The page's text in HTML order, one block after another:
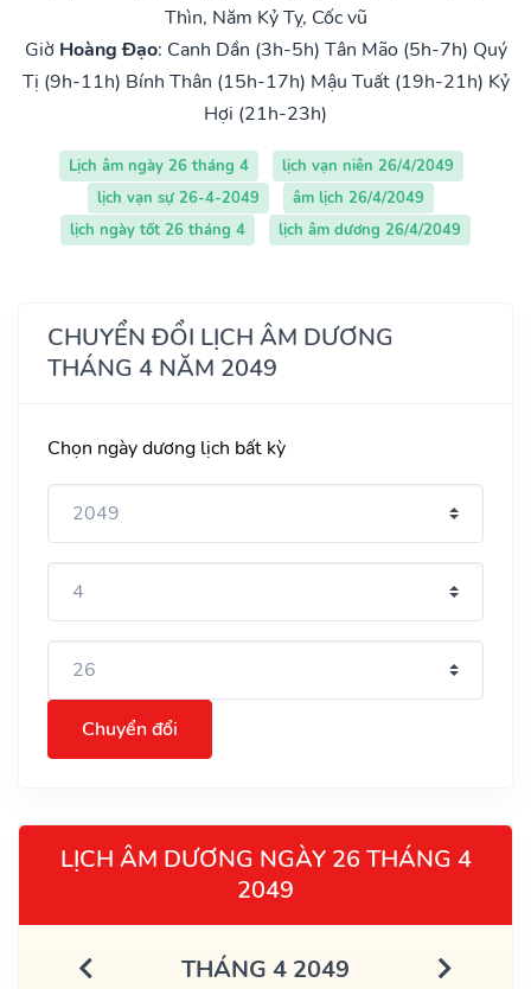
Thìn, Năm Kỷ Tỵ, Cốc vũ
Giờ Hoàng Đạo: Canh Dần (3h-5h) Tân Mão (5h-7h) Quý
Tị (9h-11h) Bính Thân (15h-17h) Mậu Tuất (19h-21h) Kỷ
Hợi (21h-23h)
Lịch âm ngày 26 tháng 4
lịch vạn niên 26/4/2049
lịch vạn sự 26-4-2049
âm lịch 26/4/2049
lịch ngày tốt 26 tháng 4
lịch âm dương 26/4/2049
CHUYỂN ĐỔI LỊCH ÂM DƯƠNG
THÁNG 4 NĂM 2049
Chọn ngày dương lịch bất kỳ
Chuyển đổi
LỊCH ÂM DƯƠNG NGÀY 26 THÁNG 4
2049
THÁNG 4 2049